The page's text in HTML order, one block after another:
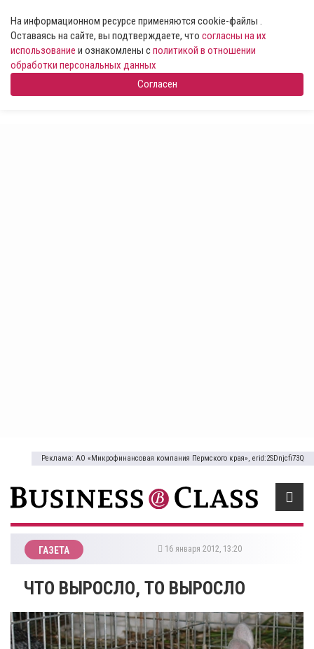
На информационном ресурсе применяются cookie-файлы .
Оставаясь на сайте, вы подтверждаете, что согласны на их
использование и ознакомлены сполитикой в отношении
обработки персональных данных
Согласен
Реклама: АО «Микрофинансовая компания Пермского края», erid:2SDnjcfi73Q
ГАЗЕТА 16 января 2012, 13:20
ЧТО ВЫРОСЛО, ТО ВЫРОСЛО